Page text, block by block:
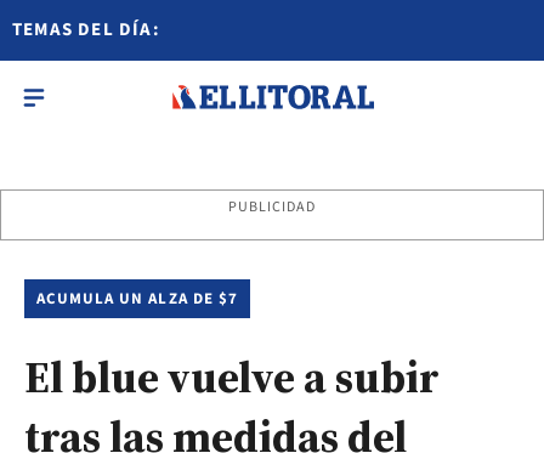
TEMAS DEL DÍA:
PUBLICIDAD
ACUMULA UN ALZA DE $7
El blue vuelve a subir
tras las medidas del